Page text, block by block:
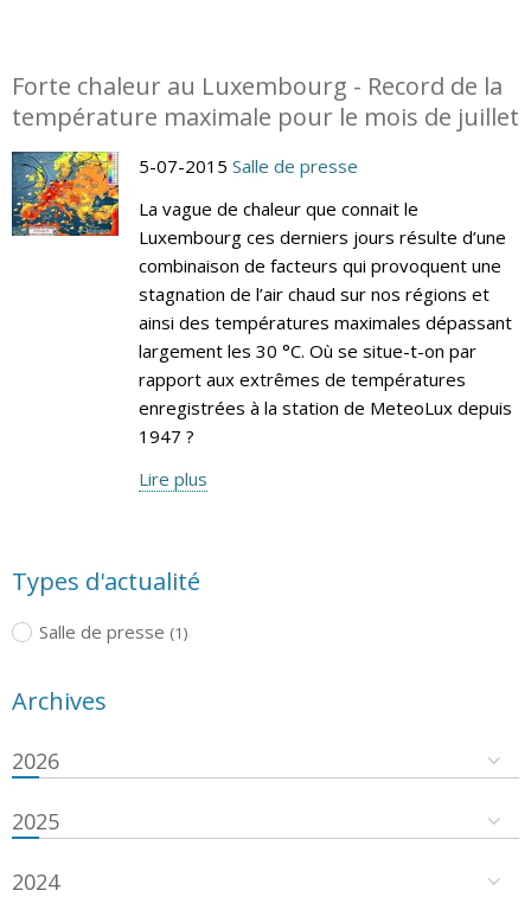
Forte chaleur au Luxembourg - Record de la
température maximale pour le mois de juillet
5-07-2015 Salle de presse
La vague de chaleur que connait le
Luxembourg ces derniers jours résulte d’une
combinaison de facteurs qui provoquent une
stagnation de l’air chaud sur nos régions et
ainsi des températures maximales dépassant
largement les 30 °C. Où se situe-t-on par
rapport aux extrêmes de températures
enregistrées à la station de MeteoLux depuis
1947 ?
Lire plus
Types d'actualité
Salle de presse (1)
Archives
2026
2025
2024